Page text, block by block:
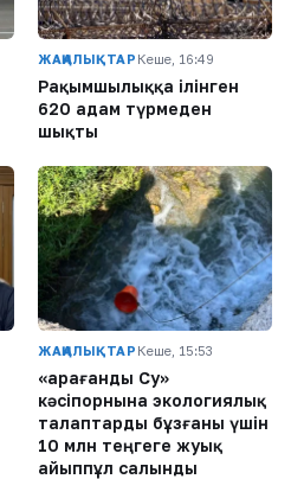
ЖАҢАЛЫҚТАР Кеше, 16:49
Рақымшылыққа ілінген
620 адам түрмеден
шықты
ЖАҢАЛЫҚТАР Кеше, 15:53
«Қарағанды Су»
кәсіпорнына экологиялық
талаптарды бұзғаны үшін
10 млн теңгеге жуық
айыппұл салынды